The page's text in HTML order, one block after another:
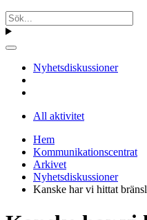
Nyhetsdiskussioner
All aktivitet
Hem
Kommunikationscentrat
Arkivet
Nyhetsdiskussioner
Kanske har vi hittat